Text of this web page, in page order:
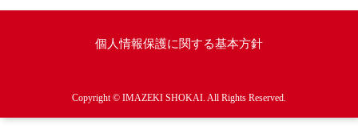
個人情報保護に関する基本方針
Copyright © IMAZEKI SHOKAI. All Rights Reserved.